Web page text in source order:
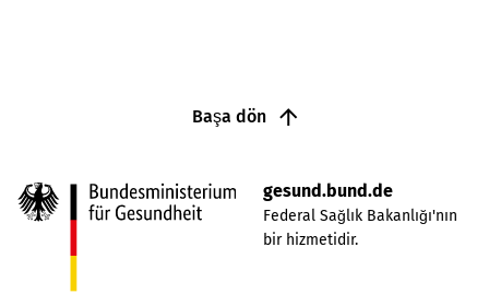
Başa dön
gesund.bund.de
Federal Sağlık Bakanlığı'nın
bir hizmetidir.